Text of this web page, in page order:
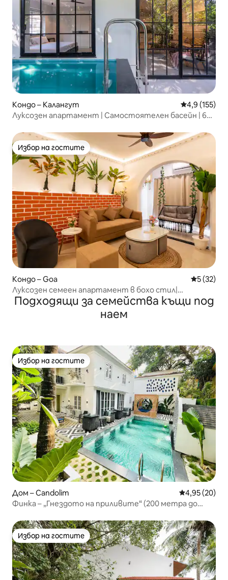
Кондо – Калангут Средна
4,9 (155)
Луксозен апартамент | Самостоятелен басейн | 6
Избор на гостите
Избор на гостите
Кондо – Goa Средна
5 (32)
Луксозен семеен апартамент в бохо стил|
Вътрешен басейн|Близо до плажа
Подходящи за семейства къщи под
наем
Избор на гостите
Избор на гостите
Дом – Candolim Средна
4,95 (20)
Финка – „Гнездото на приливите“ (200 метра до
Избор на гостите
Избор на гостите